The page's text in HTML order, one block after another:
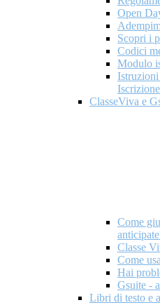
Open
Scopri i
Codici
Modulo
Iscrizione
ClasseViva e
Come
Classe
Come
Hai
Gsuite -
Libri di testo e